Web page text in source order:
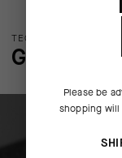
TECHNOLOGIE:
Please be
shopping